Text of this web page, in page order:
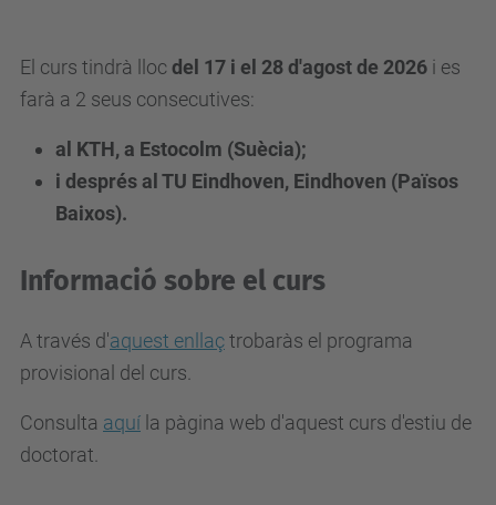
El curs tindrà llocdel 17 i el 28 d'agost de 2026 i es
farà a 2 seus consecutives:
al KTH, a Estocolm (Suècia);
i després al TU Eindhoven, Eindhoven (Països
Baixos).
Informació sobre el curs
A través d'aquest enllaçtrobaràs el programa
provisional del curs.
Consulta aquí la pàgina web d'aquest curs d'estiu de
doctorat.